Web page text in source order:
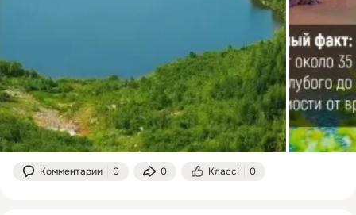
Комментарии 0 0 Класс! 0